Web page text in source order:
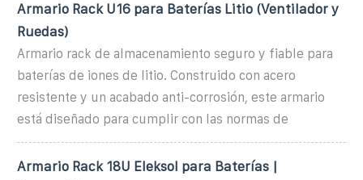
Armario Rack U16 para Baterías Litio (Ventilador y
Ruedas)
Armario rack de almacenamiento seguro y fiable para
baterías de iones de litio. Construido con acero
resistente y un acabado anti-corrosión, este armario
está diseñado para cumplir con las normas de
Armario Rack 18U Eleksol para Baterías |